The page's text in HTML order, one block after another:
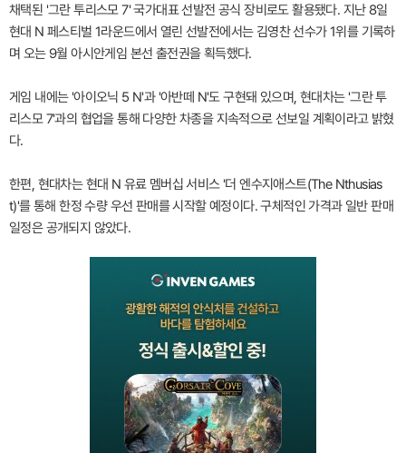
채택된 '그란 투리스모 7' 국가대표 선발전 공식 장비로도 활용됐다. 지난 8일
현대 N 페스티벌 1라운드에서 열린 선발전에서는 김영찬 선수가 1위를 기록하
며 오는 9월 아시안게임 본선 출전권을 획득했다.
게임 내에는 '아이오닉 5 N'과 '아반떼 N'도 구현돼 있으며, 현대차는 '그란 투
리스모 7'과의 협업을 통해 다양한 차종을 지속적으로 선보일 계획이라고 밝혔
다.
한편, 현대차는 현대 N 유료 멤버십 서비스 '더 엔수지애스트(The Nthusias
t)'를 통해 한정 수량 우선 판매를 시작할 예정이다. 구체적인 가격과 일반 판매
일정은 공개되지 않았다.